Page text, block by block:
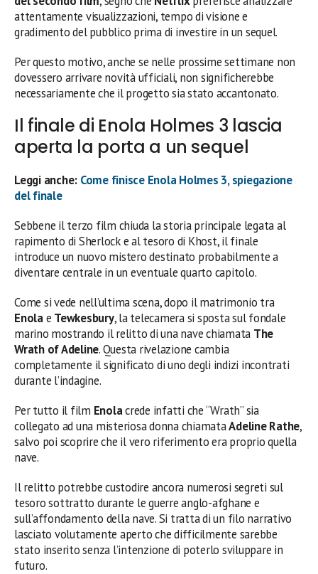
attentamente visualizzazioni, tempo di visione e
gradimento del pubblico prima di investire in un sequel.
Per questo motivo, anche se nelle prossime settimane non
dovessero arrivare novità ufficiali, non significherebbe
necessariamente che il progetto sia stato accantonato.
Il finale di Enola Holmes 3 lascia
aperta la porta a un sequel
Leggi anche: Come finisce Enola Holmes 3, spiegazione
del finale
Sebbene il terzo film chiuda la storia principale legata al
rapimento di Sherlock e al tesoro di Khost, il finale
introduce un nuovo mistero destinato probabilmente a
diventare centrale in un eventuale quarto capitolo.
Come si vede nell’ultima scena, dopo il matrimonio tra
Enolae Tewkesbury, la telecamera si sposta sul fondale
marino mostrando il relitto di una nave chiamata The
Wrath of Adeline. Questa rivelazione cambia
completamente il significato di uno degli indizi incontrati
durante l’indagine.
Per tutto il film Enolacrede infatti che “Wrath” sia
collegato ad una misteriosa donna chiamataAdeline Rathe,
salvo poi scoprire che il vero riferimento era proprio quella
nave.
Il relitto potrebbe custodire ancora numerosi segreti sul
tesoro sottratto durante le guerre anglo-afghane e
sull’affondamento della nave. Si tratta di un filo narrativo
lasciato volutamente aperto che difficilmente sarebbe
stato inserito senza l’intenzione di poterlo sviluppare in
futuro.